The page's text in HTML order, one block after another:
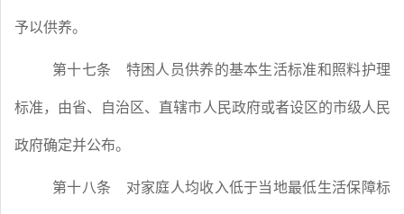
予以供养。
第十七条 特困人员供养的基本生活标准和照料护理
标准，由省、自治区、直辖市人民政府或者设区的市级人民
政府确定并公布。
第十八条 对家庭人均收入低于当地最低生活保障标